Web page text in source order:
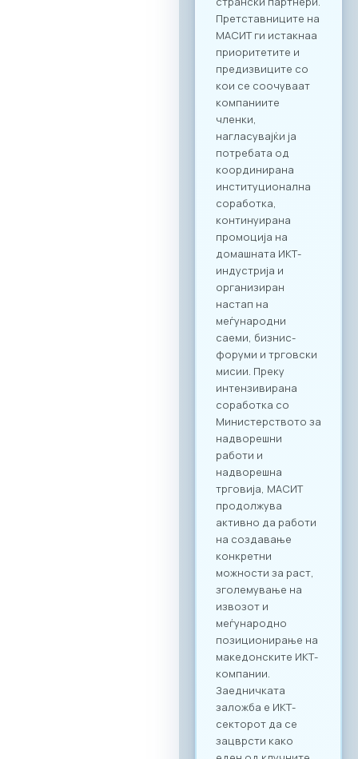
сесии за однапред
закажани B2B
состаноци.
Целосната агенда
за настанот е
достапна на
следниот линк:
Превземи PDF
Агенда
Регистрација и
Matchmaking
Учеството на
„Digital Bridge &
Business ICT Forum
2026“ нуди
стратешка можност
за македонските
компании да
остварат директен
контакт со повеќе
од 20 реномирани
грчки ИКТ компании
кои доаѓаат во
Скопје со цел
воспоставување
конкретна деловна
соработка.
Форумот е
конципиран да
поттикне не само
соработка во
рамки на
технолошкиот
сектор, туку и
меѓусекторско
поврзување. Покрај
ИКТ секторот, на
настанот се
очекува присуство
на компании од
различни
индустрии, со што
се отвора широк
простор за
дигитализација на